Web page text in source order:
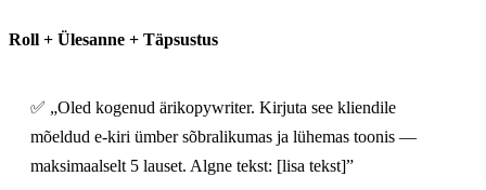
Roll + Ülesanne + Täpsustus
✅ „Oled kogenud ärikopywriter. Kirjuta see kliendile
mõeldud e-kiri ümber sõbralikumas ja lühemas toonis —
maksimaalselt 5 lauset. Algne tekst: [lisa tekst]”